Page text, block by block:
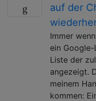
auf der
Immer
ein
Liste der
angezeigt.
meinem
kommen: